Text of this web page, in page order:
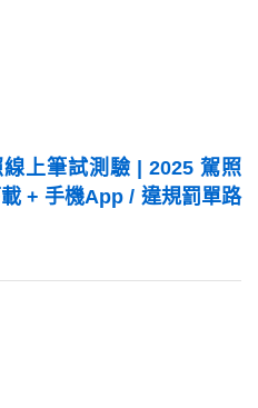
上筆試測驗 | 2025 駕照
+ 手機App / 違規罰單路